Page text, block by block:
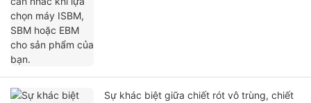
Sự khác biệt giữa chiết rót vô trùng, chiết